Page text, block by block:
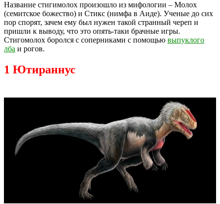
Название стигимолох произошло из мифологии – Молох
(семитское божество) и Стикс (нимфа в Аиде). Ученые до сих
пор спорят, зачем ему был нужен такой странный череп и
пришли к выводу, что это опять-таки брачные игры.
Стигомолох боролся с соперниками с помощью выпуклого
лба и рогов.
1 Ютираннус